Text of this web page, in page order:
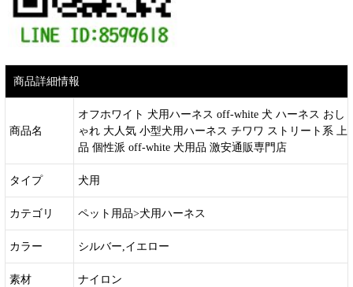
商品詳細情報
商品名
オフホワイト 犬用ハーネス off-white 犬 ハーネス おし
ゃれ 大人気 小型犬用ハーネス チワワ ストリート系 上
品 個性派 off-white 犬用品 激安通販専門店
タイプ 犬用
カテゴリ ペット用品>犬用ハーネス
カラー シルバー,イエロー
素材 ナイロン